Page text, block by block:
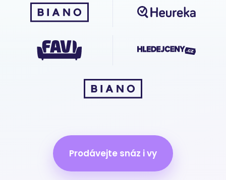
Prodávejte snáz i vy